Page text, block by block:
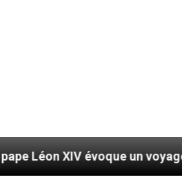
un voyage aux États-Unis